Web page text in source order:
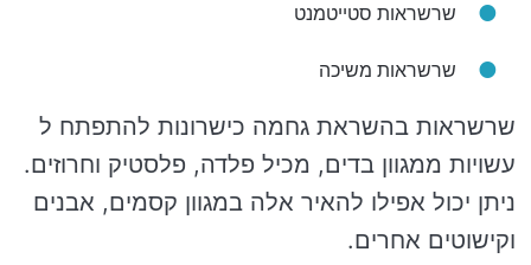
שרשראות סטייטמנט
שרשראות משיכה
שרשראות בהשראת גחמה כישרונות להתפתח ל
עשויות ממגוון בדים, מכיל פלדה, פלסטיק וחרוזים.
ניתן יכול אפילו להאיר אלה במגוון קסמים, אבנים
וקישוטים אחרים.